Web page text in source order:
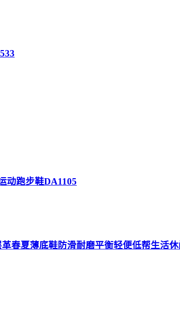
动跑步鞋DA1105
春夏薄底鞋防滑耐磨平衡轻便低帮生活